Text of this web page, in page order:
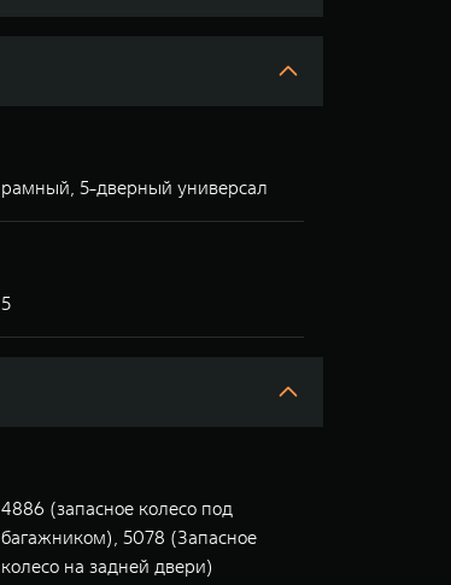
рамный, 5-дверный универсал
5
4886 (запасное колесо под
багажником), 5078 (Запасное
колесо на задней двери)